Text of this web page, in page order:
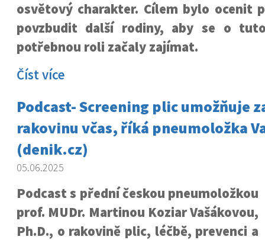
osvětový charakter. Cílem bylo ocenit
povzbudit další rodiny, aby se o
potřebnou roli začaly zajímat.
Číst více
Podcast- Screening plic umožňuje
rakovinu včas, říká pneumoložka
(denik.cz)
05.06.2025
Podcast s přední českou pneumoložkou
prof. MUDr. Martinou Koziar Vašákovou,
Ph.D., o rakovině plic, léčbě, prevenci a